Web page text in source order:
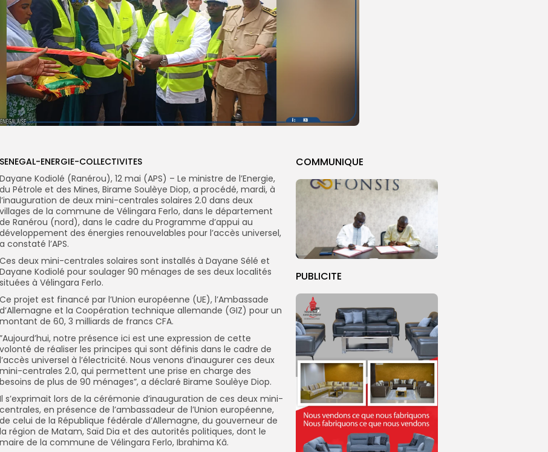
COMMUNIQUE
PUBLICITE
SENEGAL-ENERGIE-COLLECTIVITES
Dayane Kodiolé (Ranérou), 12 mai (APS) – Le ministre de l’Energie,
du Pétrole et des Mines, Birame Soulèye Diop, a procédé, mardi, à
l’inauguration de deux mini-centrales solaires 2.0 dans deux
villages de la commune de Vélingara Ferlo, dans le département
de Ranérou (nord), dans le cadre du Programme d’appui au
développement des énergies renouvelables pour l’accès universel,
a constaté l’APS.
Ces deux mini-centrales solaires sont installés à Dayane Sélé et
Dayane Kodiolé pour soulager 90 ménages de ses deux localités
situées à Vélingara Ferlo.
Ce projet est financé par l’Union européenne (UE), l’Ambassade
d’Allemagne et la Coopération technique allemande (GIZ) pour un
montant de 60, 3 milliards de francs CFA.
”Aujourd’hui, notre présence ici est une expression de cette
volonté de réaliser les principes qui sont définis dans le cadre de
l’accès universel à l’électricité. Nous venons d’inaugurer ces deux
mini-centrales 2.0, qui permettent une prise en charge des
besoins de plus de 90 ménages”, a déclaré Birame Soulèye Diop.
Il s’exprimait lors de la cérémonie d’inauguration de ces deux mini-
centrales, en présence de l’ambassadeur de l’Union européenne,
de celui de la République fédérale d’Allemagne, du gouverneur de
la région de Matam, Saïd Dia et des autorités politiques, dont le
maire de la commune de Vélingara Ferlo, Ibrahima Kâ.